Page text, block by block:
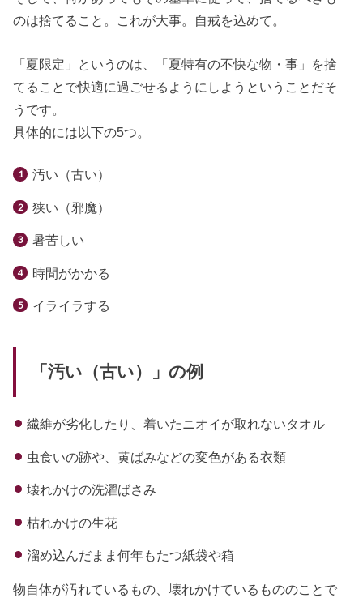
のは捨てること。これが大事。自戒を込めて。
「夏限定」というのは、「夏特有の不快な物・事」を捨
てることで快適に過ごせるようにしようということだそ
うです。
具体的には以下の5つ。
汚い（古い）
狭い（邪魔）
暑苦しい
時間がかかる
イライラする
「汚い（古い）」の例
繊維が劣化したり、着いたニオイが取れないタオル
虫食いの跡や、黄ばみなどの変色がある衣類
壊れかけの洗濯ばさみ
枯れかけの生花
溜め込んだまま何年もたつ紙袋や箱
物自体が汚れているもの、壊れかけているもののことで